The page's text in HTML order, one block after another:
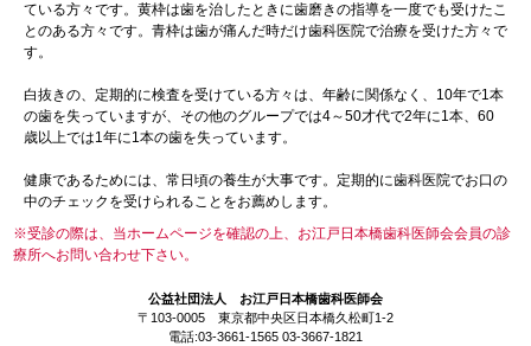
ている方々です。黄枠は歯を治したときに歯磨きの指導を一度でも受けたこ
とのある方々です。青枠は歯が痛んだ時だけ歯科医院で治療を受けた方々で
す。
白抜きの、定期的に検査を受けている方々は、年齢に関係なく、10年で1本
の歯を失っていますが、その他のグループでは4～50才代で2年に1本、60
歳以上では1年に1本の歯を失っています。
健康であるためには、常日頃の養生が大事です。定期的に歯科医院でお口の
中のチェックを受けられることをお薦めします。
※受診の際は、当ホームページを確認の上、お江戸日本橋歯科医師会会員の診
療所へお問い合わせ下さい。
公益社団法人 お江戸日本橋歯科医師会
〒103-0005 東京都中央区日本橋久松町1-2
電話:03-3661-1565 03-3667-1821